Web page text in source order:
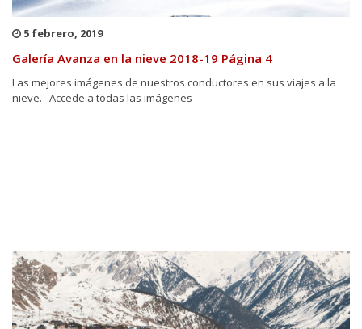
5 febrero, 2019
Galería Avanza en la nieve 2018-19 Página 4
Las mejores imágenes de nuestros conductores en sus viajes a la
nieve. Accede a todas las imágenes